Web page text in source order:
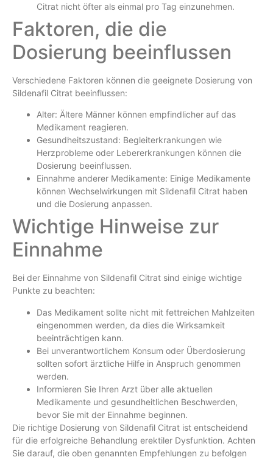
Citrat nicht öfter als einmal pro Tag einzunehmen.
Faktoren, die die
Dosierung beeinflussen
Verschiedene Faktoren können die geeignete Dosierung von
Sildenafil Citrat beeinflussen:
Alter: Ältere Männer können empfindlicher auf das
Medikament reagieren.
Gesundheitszustand: Begleiterkrankungen wie
Herzprobleme oder Lebererkrankungen können die
Dosierung beeinflussen.
Einnahme anderer Medikamente: Einige Medikamente
können Wechselwirkungen mit Sildenafil Citrat haben
und die Dosierung anpassen.
Wichtige Hinweise zur
Einnahme
Bei der Einnahme von Sildenafil Citrat sind einige wichtige
Punkte zu beachten:
Das Medikament sollte nicht mit fettreichen Mahlzeiten
eingenommen werden, da dies die Wirksamkeit
beeinträchtigen kann.
Bei unverantwortlichem Konsum oder Überdosierung
sollten sofort ärztliche Hilfe in Anspruch genommen
werden.
Informieren Sie Ihren Arzt über alle aktuellen
Medikamente und gesundheitlichen Beschwerden,
bevor Sie mit der Einnahme beginnen.
Die richtige Dosierung von Sildenafil Citrat ist entscheidend
für die erfolgreiche Behandlung erektiler Dysfunktion. Achten
Sie darauf, die oben genannten Empfehlungen zu befolgen